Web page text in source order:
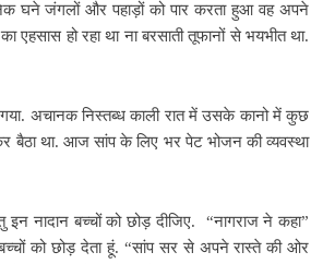
घने जंगलों और पहाड़ों को पार करता हुआ वह अपने
हो रहा था ना बरसाती तूफानों से भयभीत था.
गया. अचानक निस्तब्ध काली रात में उसके कानो में कुछ
था. आज सांप के लिए भर पेट भोजन की व्यवस्था
बच्चों को छोड़ दीजिए. “नागराज ने कहा”
को छोड़ देता हूं. “सांप सर से अपने रास्ते की ओर